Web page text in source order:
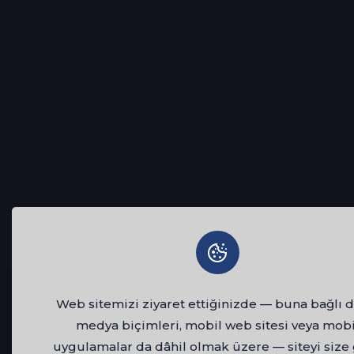
Web sitemizi ziyaret ettiğinizde — buna bağlı
medya biçimleri, mobil web sitesi veya
uygulamalar da dâhil olmak üzere — siteyi size